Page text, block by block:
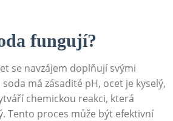
fungují?
se⁢ navzájem doplňují svými
má zásadité pH, ocet je kyselý,
chemickou ​reakci, která
Tento ⁢proces může být efektivní